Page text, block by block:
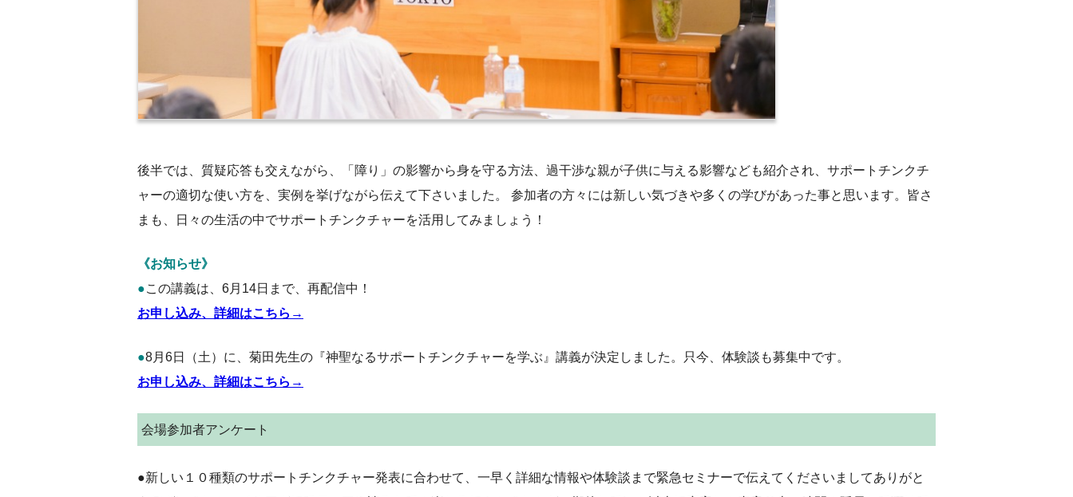
後半では、質疑応答も交えながら、「障り」の影響から身を守る方法、過干渉な親が子供に与える影響なども紹介され、サポートチンクチ
ャーの適切な使い方を、実例を挙げながら伝えて下さいました。 参加者の方々には新しい気づきや多くの学びがあった事と思います。皆さ
まも、日々の生活の中でサポートチンクチャーを活用してみましょう！
《お知らせ》
●この講義は、6月14日まで、再配信中！
お申し込み、詳細はこちら→
●8月6日（土）に、菊田先生の『神聖なるサポートチンクチャーを学ぶ 』講義が決定しました。只今、体験談も募集中です。
お申し込み、詳細はこちら→
会場参加者アンケート
●新しい１０種類のサポートチンクチャー発表に合わせて、一早く詳細な情報や体験談まで緊急セミナーで伝えてくださいましてありがと